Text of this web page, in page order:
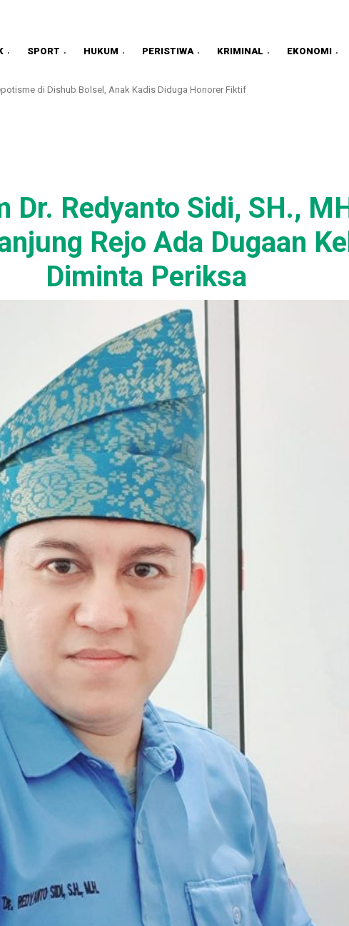
SPORT HUKUM PERISTIWA KRIMINAL EKONOMI
di Dishub Bolsel, Anak Kadis Diduga Honorer Fiktif
Dr. Redyanto Sidi, SH.,
Rejo Ada Dugaan
Diminta Periksa